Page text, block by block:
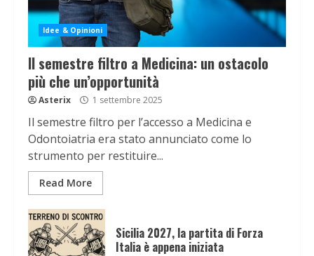
Idee & Opinioni
Il semestre filtro a Medicina: un ostacolo
più che un’opportunità
Asterix 1 settembre 2025
Il semestre filtro per l’accesso a Medicina e
Odontoiatria era stato annunciato come lo
strumento per restituire...
Read More
Sicilia 2027, la partita di Forza
Italia è appena iniziata